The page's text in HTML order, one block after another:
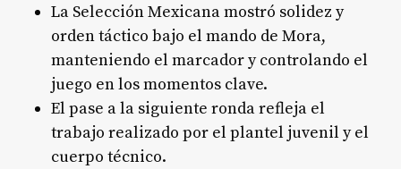
La Selección Mexicana mostró solidez y
orden táctico bajo el mando de Mora,
manteniendo el marcador y controlando el
juego en los momentos clave.
El pase a la siguiente ronda refleja el
trabajo realizado por el plantel juvenil y el
cuerpo técnico.